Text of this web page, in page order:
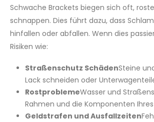
Schwache Brackets biegen sich oft,
schnappen. Dies führt dazu, dass
hinfallen oder abfallen. Wenn dies
Risiken wie:
Straßenschutz SchädenSteine
Lack schneiden oder
RostproblemeWasser und
Rahmen und die Komponenten Ihres
Geldstrafen und Ausfallzeiten